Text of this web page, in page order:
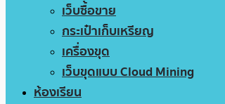
เว็บซื้อขาย
กระเป๋าเก็บเหรียญ
เครื่องขุด
เว็บขุดแบบ Cloud Mining
ห้องเรียน